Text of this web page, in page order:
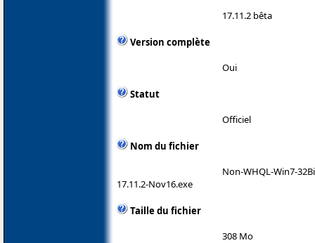
17.11.2 bêta
Version complète
Oui
Statut
Officiel
Nom du fichier
Non-WHQL-Win7-
17.11.2-Nov16.exe
Taille du fichier
308 Mo